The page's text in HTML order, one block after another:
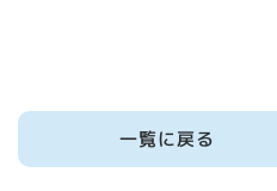
一覧に戻る